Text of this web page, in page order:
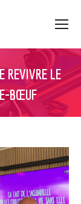
REVIVRE LE
BŒUF